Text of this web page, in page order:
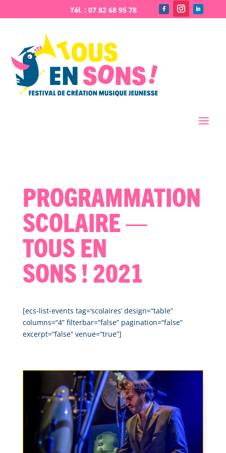
Programmation
scolaire —
Tous en
sons ! 2021
[ecs-list-events tag=‘scolaires’ design=“table”
columns=“4” filterbar=“false” pagination=“false”
excerpt=“false” venue=“true”]